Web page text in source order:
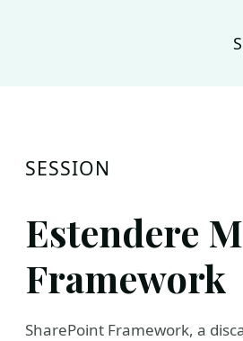
SESSION
Estendere
Framework
SharePoint Framework, a